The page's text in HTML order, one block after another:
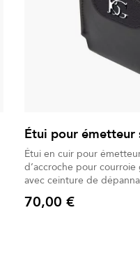
Étui pour émetteur
Étui en cuir pour
d’accroche pour
avec ceinture de
Prix
70,00 €